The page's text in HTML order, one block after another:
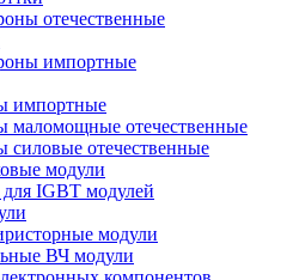
отечественные
импортные
импортные
маломощные отечественные
силовые отечественные
модули
IGBT модулей
модули
ВЧ модули